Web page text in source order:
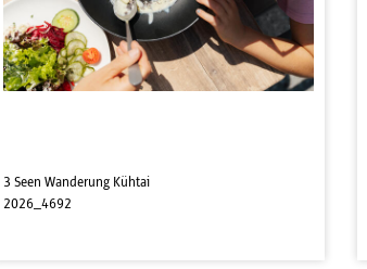
3 Seen Wanderung Kühtai
2026_4692